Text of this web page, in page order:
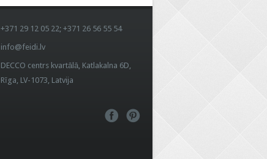
+371 29 12 05 22; +371 26 56 55 54
info@feidi.lv
DECCO centrs kvartālā, Katlakalna 6D,
Rīga, LV-1073, Latvija